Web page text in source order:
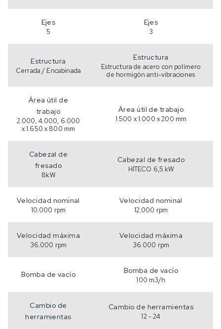
Ejes
5
Ejes
3
Estructura
Cerrada / Encabinada
Estructura
Estructura de acero con polímero
de hormigón anti-vibraciones
Área útil de
trabajo
2.000, 4.000, 6.000
x 1.650 x 800 mm
Área útil de trabajo
1.500 x 1.000 x 200 mm
Cabezal de
fresado
8kW
Cabezal de fresado
HITECO 6,5 kW
Velocidad nominal
10.000 rpm
Velocidad nominal
12.000 rpm
Velocidad máxima
36.000 rpm
Velocidad máxima
36.000 rpm
Bomba de vacío Bomba de vacío
100 m3/h
Cambio de
herramientas
Cambio de herramientas
12 - 24